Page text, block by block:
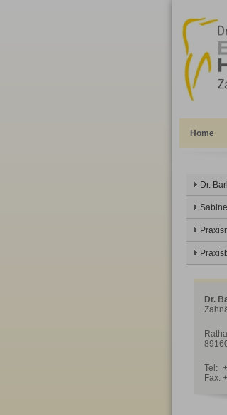
Home
Dr.
Dr.
Tel:
Fax: